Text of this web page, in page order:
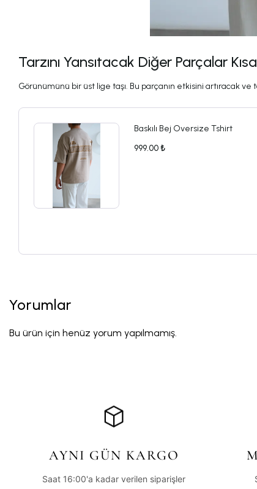
Tarzını Yansıtacak Diğer Parçalar
Görünümünü bir üst lige taşı. Bu parçanın etkisini artıracak ve
Baskılı Bej Oversize Tshirt
999.00 ₺
Yorumlar
Bu ürün için henüz yorum yapılmamış.
AYNI GÜN KARGO
Saat 16:00'a kadar verilen siparişler